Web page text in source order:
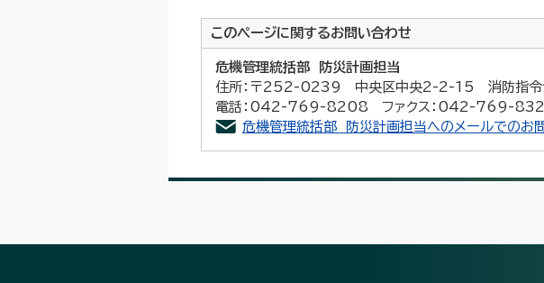
このページに関するお問い合わせ
危機管理統括部 防災計画担当
住所：〒252-0239 中央区中央2-2-15 消防指令
電話：042-769-8208 ファクス：042-769-
危機管理統括部 防災計画担当へのメールでのお